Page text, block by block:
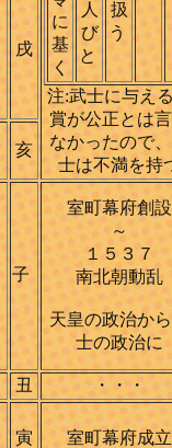
に
基
く
人
び
と
扱
う
注:武士に与え
賞が公正とは
なかったので
士は不満を持
戌
亥
子
室町幕府創設
～
１５３７
南北朝動乱
天皇の政治か
士の政治に
丑 ・・・
寅 室町幕府成立